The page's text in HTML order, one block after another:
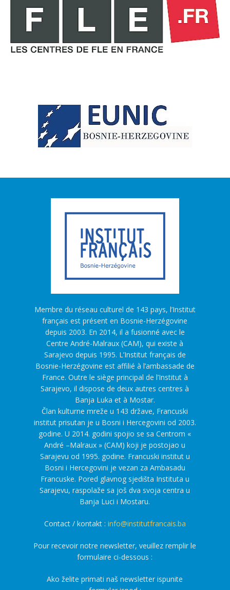
Membre du réseau culturel de 143 pays, l’Institut
français est présent en Bosnie-Herzégovine
depuis 2003. En 2014, il a fusionné avec le
Centre André-Malraux (CAM), qui existe à
Sarajevo depuis 1995. L’Institut français de
Bosnie-Herzégovine est affilié à l’ambassade de
France. Outre le siège principal de l’Institut à
Sarajevo, il dispose de deux autres centres à
Banja Luka et à Mostar.
Član kulturne mreže u 143 države, Francuski
institut prisutan je u Bosni i Hercegovini od 2003.
godine. U 2014. godini spojio se sa Centrom «
André –Malraux » (CAM) koji je postojao u
Sarajevu od 1995. godine. Francuski institut u
Bosni i Hercegovini je vezan za Ambasadu
Francuske. Pored glavnog sjedišta Instituta u
Sarajevu, raspolaže sa još dva svoja centra u
Banja Luci i Mostaru.
Contact / kontakt : info@institutfrancais.ba
Pour recevoir notre newsletter, veuillez remplir le
formulaire ci-dessous :
Ako želite primati naš newsletter ispunite